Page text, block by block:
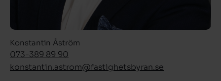
Konstantin Åström
073-389 89 90
konstantin.astrom­@fastighetsbyran.se